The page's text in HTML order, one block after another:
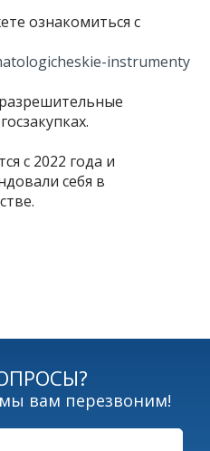
ознакомиться с
instrumenty
с 2022 года и
себя в
вам перезвоним!